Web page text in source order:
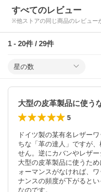
すべてのレビュー
※他ストアの同じ商品のレビュー
1 - 20件 / 29件
星の数
大型の皮革製品に使う
5
ドイツ製の某有名レザー
ちな「革の達人」ですが
せん。逆にカバンやレザ
大型の皮革製品に使うた
ォーマンスがなければ、
ナンスの頻度が下がると
なのです。